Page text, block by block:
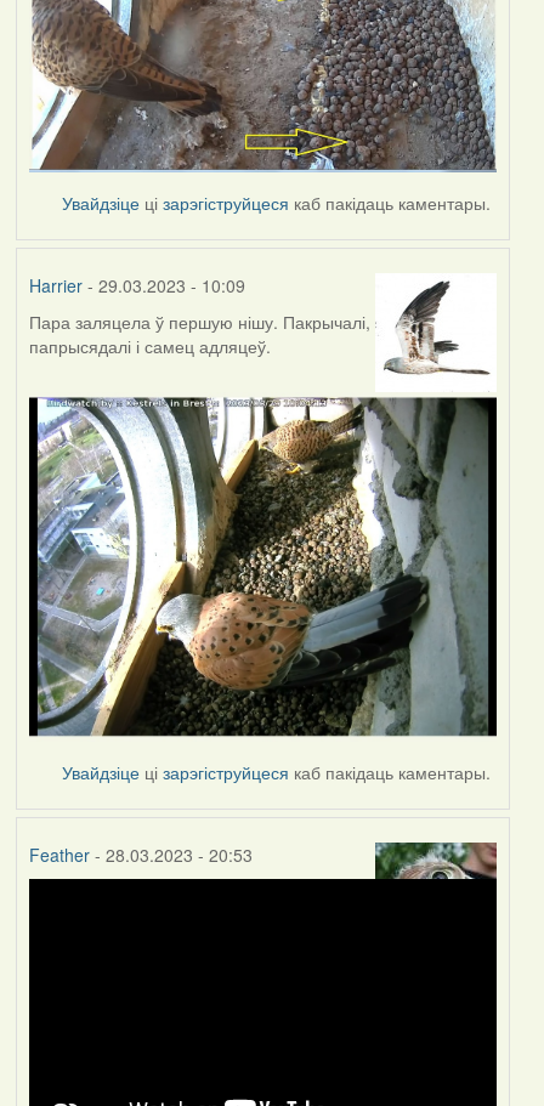
Увайдзіце цізарэгіструйцеся каб пакідаць каментары.
Harrier- 29.03.2023 - 10:09
Пара заляцела ў першую нішу. Пакрычалі,
папрысядалі і самец адляцеў.
Увайдзіце цізарэгіструйцеся каб пакідаць каментары.
Feather- 28.03.2023 - 20:53